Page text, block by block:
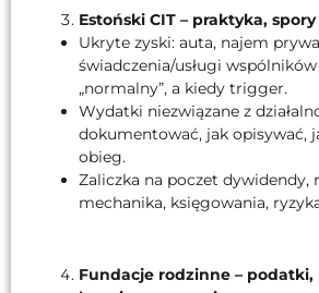
Estoński CIT – praktyka,
Ukryte zyski: auta, najem
świadczenia/usługi
„normalny”, a kiedy trigger.
Wydatki niezwiązane z
dokumentować, jak opisywać,
obieg.
Zaliczka na poczet dywidendy,
mechanika, księgowania,
Fundacje rodzinne – podatki,